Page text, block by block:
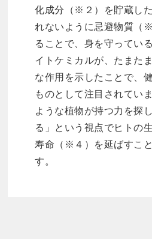
化成分（※２）を貯蔵し
れないように忌避物質（
ることで、身を守ってい
イトケミカルが、たまた
な作用を示したことで、
ものとして注目されてい
ような植物が持つ力を探
る」という視点でヒトの
寿命（※４）を延ばすこ
す。